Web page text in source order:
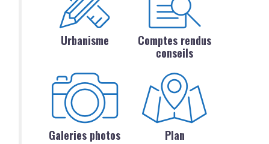
Urbanisme
Comptes rendus
conseils
Galeries photos Plan